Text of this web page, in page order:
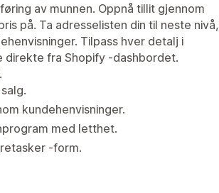
av munnen. Oppnå tillit gjennom
på. Ta adresselisten din til neste nivå,
Tilpass hver detalj i
direkte fra Shopify -dashbordet.
kundehenvisninger.
med letthet.
-form.